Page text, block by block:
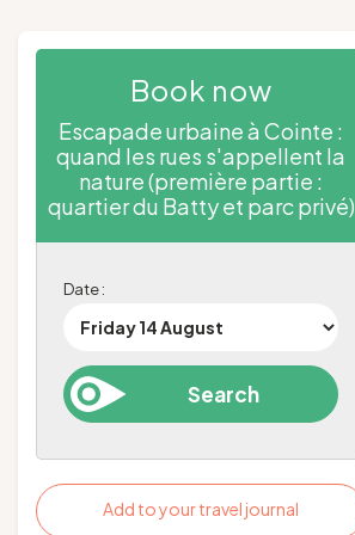
Book now
Escapade urbaine à Cointe :
quand les rues s'appellent la
nature (première partie :
quartier du Batty et parc privé)
Date :
Add to your travel journal